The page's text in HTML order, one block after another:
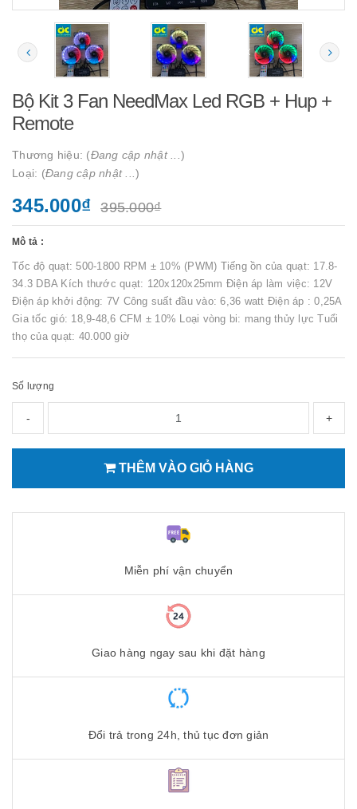
Bộ Kit 3 Fan NeedMax Led RGB + Hup +
Remote
Thương hiệu: (Đang cập nhật ... )
Loại: (Đang cập nhật ... )
345.000₫ 395.000₫
Mô tả :
Tốc độ quạt: 500-1800 RPM ± 10% (PWM) Tiếng ồn của quạt: 17.8-
34.3 DBA Kích thước quạt: 120x120x25mm Điện áp làm việc: 12V
Điện áp khởi động: 7V Công suất đầu vào: 6,36 watt Điện áp : 0,25A
Gia tốc gió: 18,9-48,6 CFM ± 10% Loại vòng bi: mang thủy lực Tuổi
thọ của quạt: 40.000 giờ
Số lượng
- +
THÊM VÀO GIỎ HÀNG
Miễn phí vận chuyển
Giao hàng ngay sau khi đặt hàng
Đổi trả trong 24h, thủ tục đơn giản